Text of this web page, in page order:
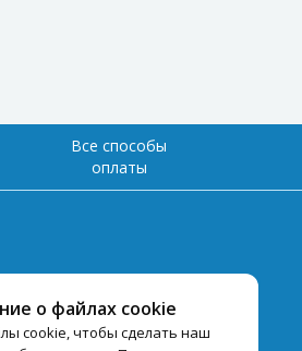
о файлах cookie
cookie, чтобы сделать наш
Все способы
оплаты